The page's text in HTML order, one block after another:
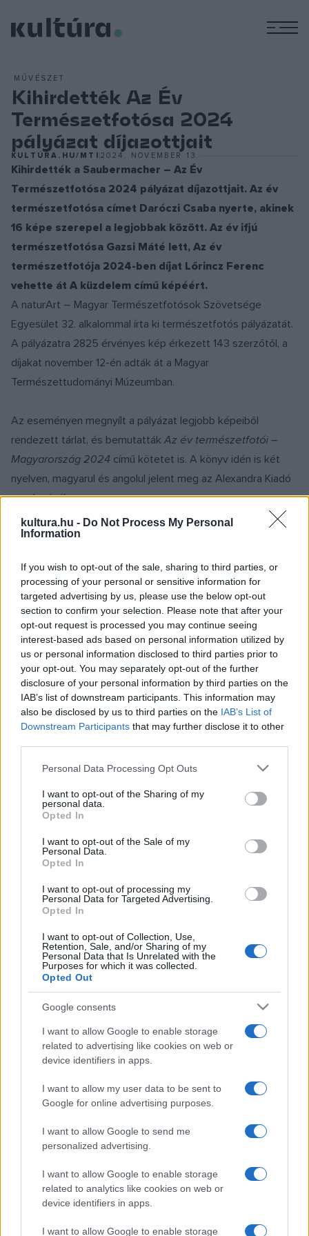
kultura.hu - Do Not Process My Personal
Information
If you wish to opt-out of the sale, sharing to third parties, or
processing of your personal or sensitive information for
targeted advertising by us, please use the below opt-out
section to confirm your selection. Please note that after your
opt-out request is processed you may continue seeing
interest-based ads based on personal information utilized by
us or personal information disclosed to third parties prior to
your opt-out. You may separately opt-out of the further
disclosure of your personal information by third parties on the
IAB’s list of downstream participants. This information may
also be disclosed by us to third parties on the IAB’s List of
Downstream Participants that may further disclose it to other
Please note that this website/app uses one or more Google
not limited to your visit or usage behaviour. You may click to
grant or deny consent to Google and its third-party tags to
use your data for below specified purposes in below Google
consent section.
Personal Data Processing Opt Outs
I want to opt-out of the Sharing of my
personal data.
Opted In
I want to opt-out of the Sale of my
Personal Data.
Opted In
I want to opt-out of processing my
Personal Data for Targeted Advertising.
Opted In
I want to opt-out of Collection, Use,
Retention, Sale, and/or Sharing of my
Personal Data that Is Unrelated with the
Purposes for which it was collected.
Opted Out
Google consents
I want to allow Google to enable storage
related to advertising like cookies on web or
device identifiers in apps.
I want to allow my user data to be sent to
Google for online advertising purposes.
I want to allow Google to send me
personalized advertising.
I want to allow Google to enable storage
related to analytics like cookies on web or
device identifiers in apps.
I want to allow Google to enable storage
MŰVÉSZET
Kihirdették Az Év
Természetfotósa 2024
pályázat díjazottjait
KULTÚRA.HU/MTI 2024. NOVEMBER 13.
Kihirdették a Saubermacher – Az Év
Természetfotósa 2024 pályázat díjazottjait. Az év
természetfotósa címet Daróczi Csaba nyerte, akinek
16 képe szerepel a legjobbak között. Az év ifjú
természetfotósa Gazsi Máté lett, Az év
természetfotója 2024-ben díjat Lőrincz Ferenc
vehette át A küzdelem című képéért.
A naturArt – Magyar Természetfotósok Szövetsége
Egyesület 32. alkalommal írta ki természetfotós pályázatát.
A pályázatra 2825 érvényes kép érkezett 143 szerzőtől, a
díjakat november 12-én adták át a Magyar
Természettudományi Múzeumban.
Az eseményen megnyílt a pályázat legjobb képeiből
rendezett tárlat, és bemutattákAz év természetfotói –
Magyarország 2024 című kötetet is. A könyv idén is két
nyelven, magyarul és angolul jelent meg az Alexandra Kiadó
gondozásában.
„Az igazán kiváló természetfotó mindig üzenet is, amely sok
betekintést nyújt a természet titkaiba, felfedi a látvány
mögötti lényeget, rögzíti azokat a pillanatokat, amelyek
olyan gyorsan játszódnak le, hogy a szemünk képtelen
követni, de továbbgondolva látni engedi a közelmúltat vagy
akár a jövőt” – idézi a közlemény Kalotás Zsolt, a zsűri
elnöke szavait.
Fáth Péter, a naturArt elnöke kiemelte: a harmadik fordulóba
bejutott mintegy négyszáz kép mindegyike megérdemelte
volna, hogy falra kerüljön, s ez a magas színvonal
eredményezte, hogy idén a korábbinál több, összesen 131
pályamű kerül falra, illetve az albumba.
LŐRINCZ FERENC MAGYAR TERMÉSZETTUDOMÁNYI MÚZEUM
NATURART – MAGYAR TERMÉSZETFOTÓSOK SZÖVETSÉGE
MEGOSZTÁS
EZ IS ÉRDEKELHETI
KÉPZŐ
természetfotó nagydíjat
Idén újra Daróczi Csaba kapta a legjobb magyar
természetfotósnak járó Arany Daru szobrot, amelyet
harmadik alkalommal vehetett át a fotóművész.